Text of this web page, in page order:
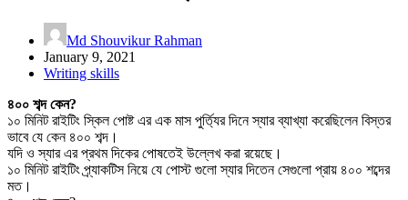
Md Shouvikur Rahman
January 9, 2021
Writing skills
৪০০ শব্দ কেন?
১০ মিনিট রাইটিং স্কিল পোষ্ট এর এক মাস পুর্ত্যির দিনে স্যার ব্যাখ্যা করেছিলেন বিস্তর
ভাবে যে কেন ৪০০ শব্দ।
যদি ও স্যার এর প্রথম দিকের পোষতেই উল্লেখ করা রয়েছে।
১০ মিনিট রাইটিং প্র্যাকটিস নিয়ে যে পোস্ট গুলো স্যার দিতেন সেগুলো প্রায় ৪০০ শব্দের
মত।